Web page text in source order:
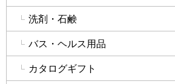
洗剤・石鹸
バス・ヘルス用品
カタログギフト